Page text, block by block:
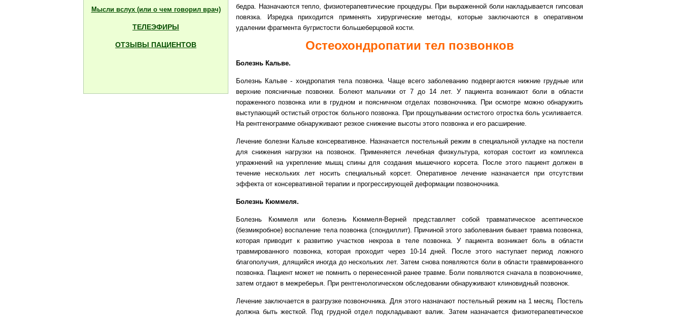
Мысли вслух (или о чем говорил врач)
ТЕЛЕЭФИРЫ
ОТЗЫВЫ ПАЦИЕНТОВ
бедра. Назначаются тепло, физиотерапевтические процедуры. При выраженной боли накладывается гипсовая
повязка. Изредка приходится применять хирургические методы, которые заключаются в оперативном
удалении фрагмента бугристости большеберцовой кости.
Остеохондропатии тел позвонков
Болезнь Кальве.
Болезнь Кальве - хондропатия тела позвонка. Чаще всего заболеванию подвергаются нижние грудные или
верхние поясничные позвонки. Болеют мальчики от 7 до 14 лет. У пациента возникают боли в области
пораженного позвонка или в грудном и поясничном отделах позвоночника. При осмотре можно обнаружить
выступающий остистый отросток больного позвонка. При прощупывании остистого отростка боль усиливается.
На рентгенограмме обнаруживают резкое снижение высоты этого позвонка и его расширение.
Лечение болезни Кальве консервативное. Назначается постельный режим в специальной укладке на постели
для снижения нагрузки на позвонок. Применяется лечебная физкультура, которая состоит из комплекса
упражнений на укрепление мышц спины для создания мышечного корсета. После этого пациент должен в
течение нескольких лет носить специальный корсет. Оперативное лечение назначается при отсутствии
эффекта от консервативной терапии и прогрессирующей деформации позвоночника.
Болезнь Кюммеля.
Болезнь Кюммеля или болезнь Кюммеля-Верней представляет собой травматическое асептическое
(безмикробное) воспаление тела позвонка (спондиллит). Причиной этого заболевания бывает травма позвонка,
которая приводит к развитию участков некроза в теле позвонка. У пациента возникает боль в области
травмированного позвонка, которая проходит через 10-14 дней. После этого наступает период ложного
благополучия, длящийся иногда до нескольких лет. Затем снова появляются боли в области травмированного
позвонка. Пациент может не помнить о перенесенной ранее травме. Боли появляются сначала в позвоночнике,
затем отдают в межреберья. При рентгенологическом обследовании обнаруживают клиновидный позвонок.
Лечение заключается в разгрузке позвоночника. Для этого назначают постельный режим на 1 месяц. Постель
должна быть жесткой. Под грудной отдел подкладывают валик. Затем назначается физиотерапевтическое